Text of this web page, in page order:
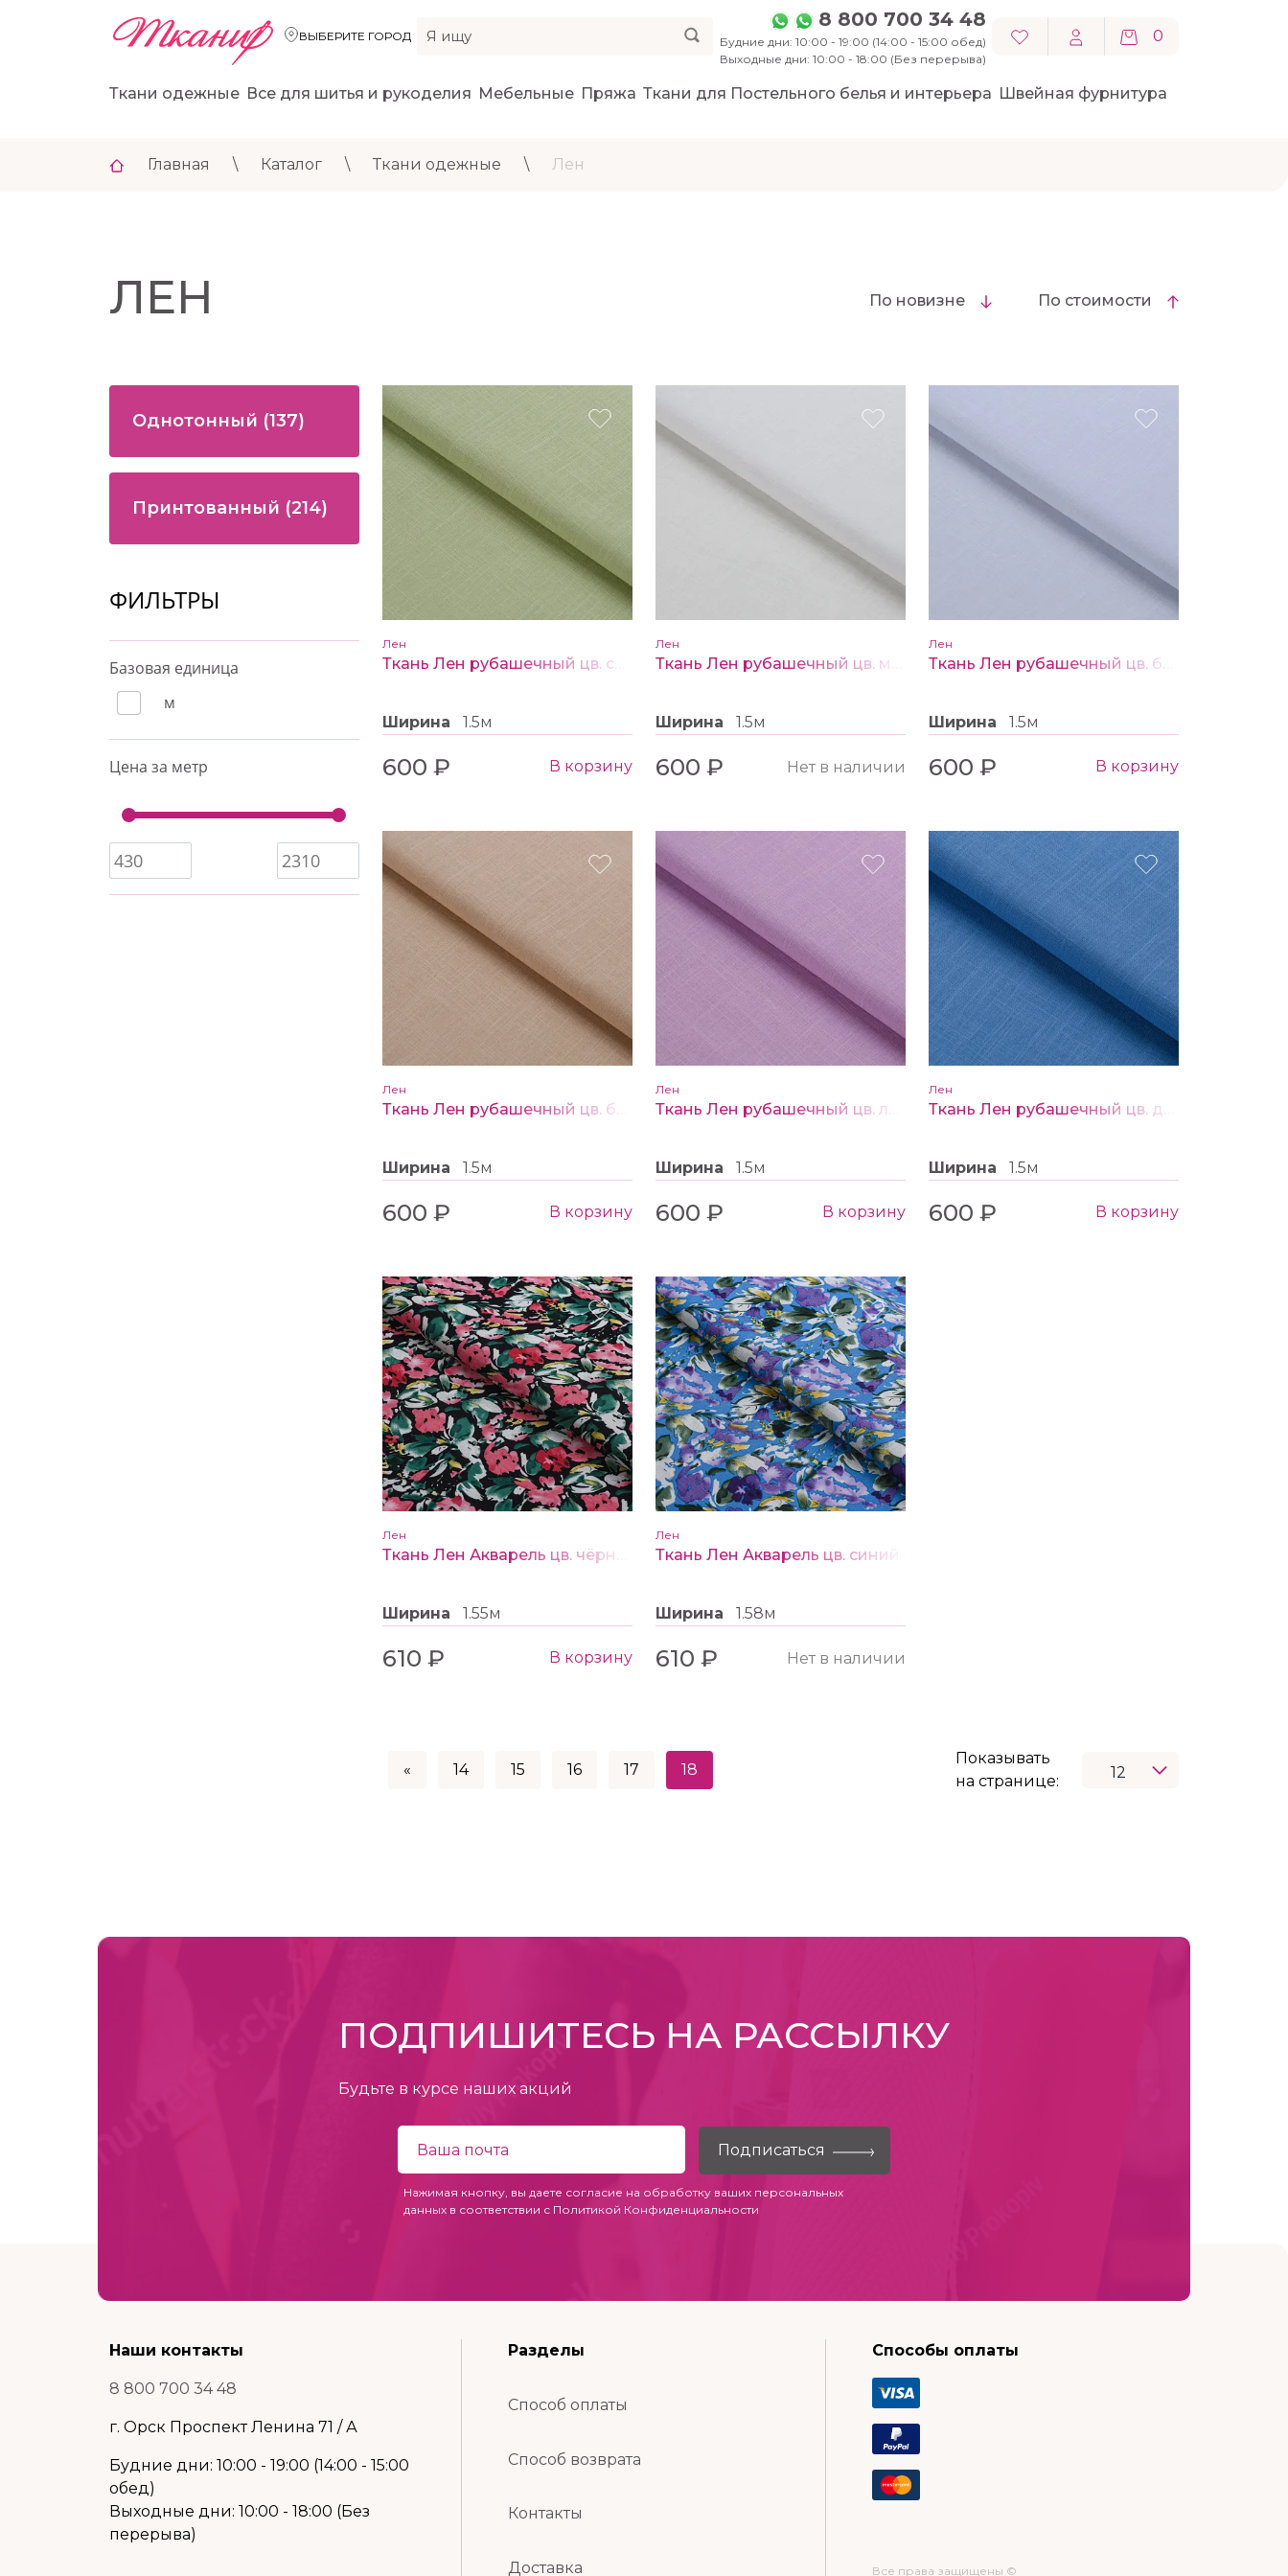
ВЫБЕРИТЕ ГОРОД
8 800 700 34 48
Будние дни: 10:00 - 19:00 (14:00 - 15:00 обед)
Выходные дни: 10:00 - 18:00 (Без перерыва)
0
Ткани одежные Все для шитья и рукоделия Мебельные Пряжа Ткани для Постельного белья и интерьера Швейная фурнитура
Главная \ Каталог \ Ткани одежные \ Лен
ЛЕН По новизне По стоимости
Однотонный (137)
Принтованный (214)
ФИЛЬТРЫ
Базовая единица
м
Цена за метр
Лен
Ткань Лен рубашечный цв. салатовый
Ширина 1.5м
600 ₽ В корзину
Лен
Ширина 1.5м
600 ₽ Нет в наличии
Лен
Ткань Лен рубашечный цв. белый
Ширина 1.5м
600 ₽ В корзину
Лен
Ширина 1.5м
600 ₽ В корзину
Лен
Ткань Лен рубашечный цв. лавандовый
Ширина 1.5м
600 ₽ В корзину
Лен
Ширина 1.5м
600 ₽ В корзину
Лен
Ткань Лен Акварель цв. чёрный
Ширина 1.55м
610 ₽ В корзину
Лен
Ткань Лен Акварель цв. синий
Ширина 1.58м
610 ₽ Нет в наличии
« 14 15 16 17 18
Показывать
на странице:
ПОДПИШИТЕСЬ НА РАССЫЛКУ
Будьте в курсе наших акций
Нажимая кнопку, вы даете согласие на обработку ваших персональных
данных в соответствии с Политикой Конфиденциальности
Наши контакты
8 800 700 34 48
г. Орск Проспект Ленина 71 / А
Будние дни: 10:00 - 19:00 (14:00 - 15:00
обед)
Выходные дни: 10:00 - 18:00 (Без
перерыва)
Разделы
Способ оплаты
Способ возврата
Контакты
Доставка
Способы оплаты
Все права защищены ©